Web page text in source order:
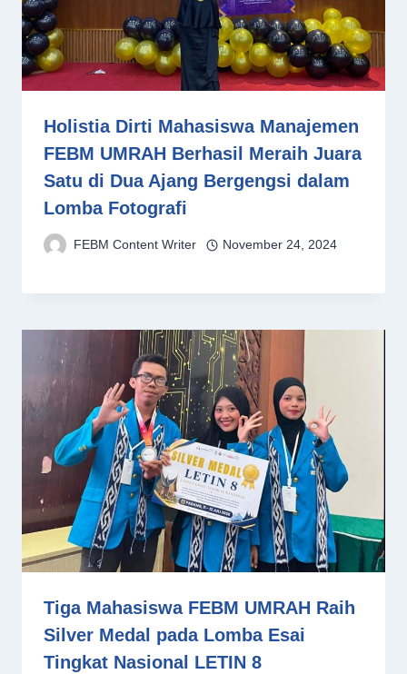
Holistia Dirti Mahasiswa Manajemen
FEBM UMRAH Berhasil Meraih Juara
Satu di Dua Ajang Bergengsi dalam
Lomba Fotografi
FEBM Content Writer November 24, 2024
Tiga Mahasiswa FEBM UMRAH Raih
Silver Medal pada Lomba Esai
Tingkat Nasional LETIN 8